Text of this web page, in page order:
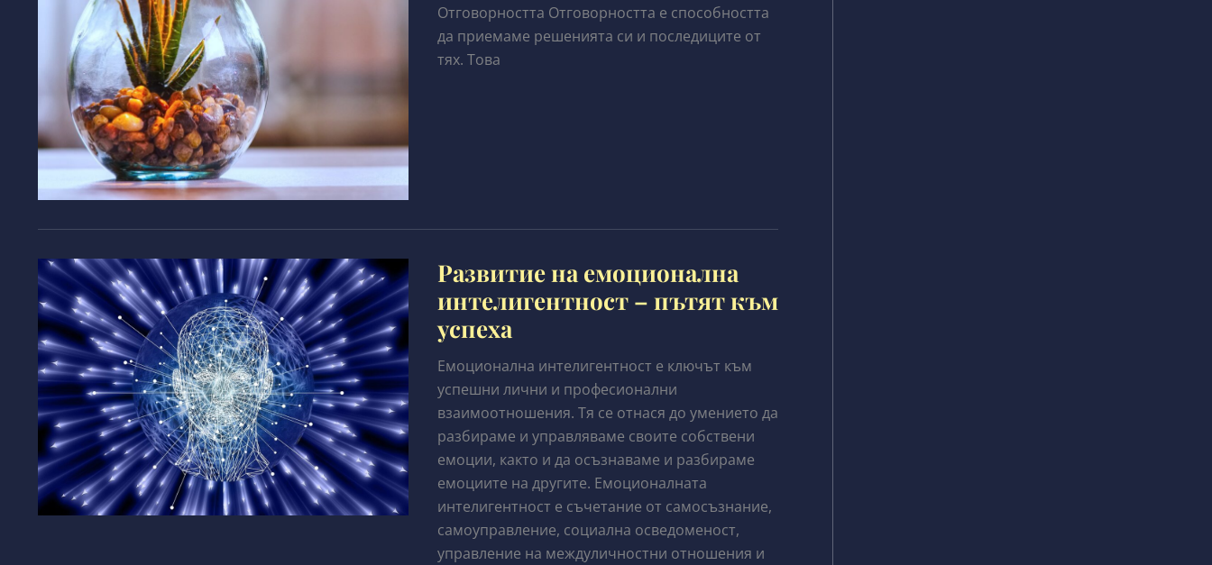
Отговорността Отговорността е способността
да приемаме решенията си и последиците от
тях. Това
Развитие на емоционална
интелигентност – пътят към
успеха
Емоционална интелигентност е ключът към
успешни лични и професионални
взаимоотношения. Тя се отнася до умението да
разбираме и управляваме своите собствени
емоции, както и да осъзнаваме и разбираме
емоциите на другите. Емоционалната
интелигентност е съчетание от самосъзнание,
самоуправление, социална осведоменост,
управление на междуличностни отношения и